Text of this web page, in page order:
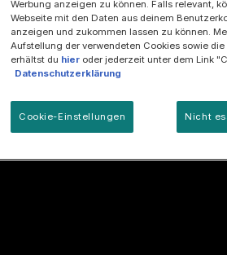
Wissenswertes Mitarbeiterprogramm
Werbung anzeigen zu können. Falls relevant,
Webseite mit den Daten aus deinem
anzeigen und zukommen lassen zu können.
Aufstellung der verwendeten Cookies sowie
erhältst du hier oder jederzeit unter dem Link
Datenschutzerklärung
Cookie-Einstellungen Nicht